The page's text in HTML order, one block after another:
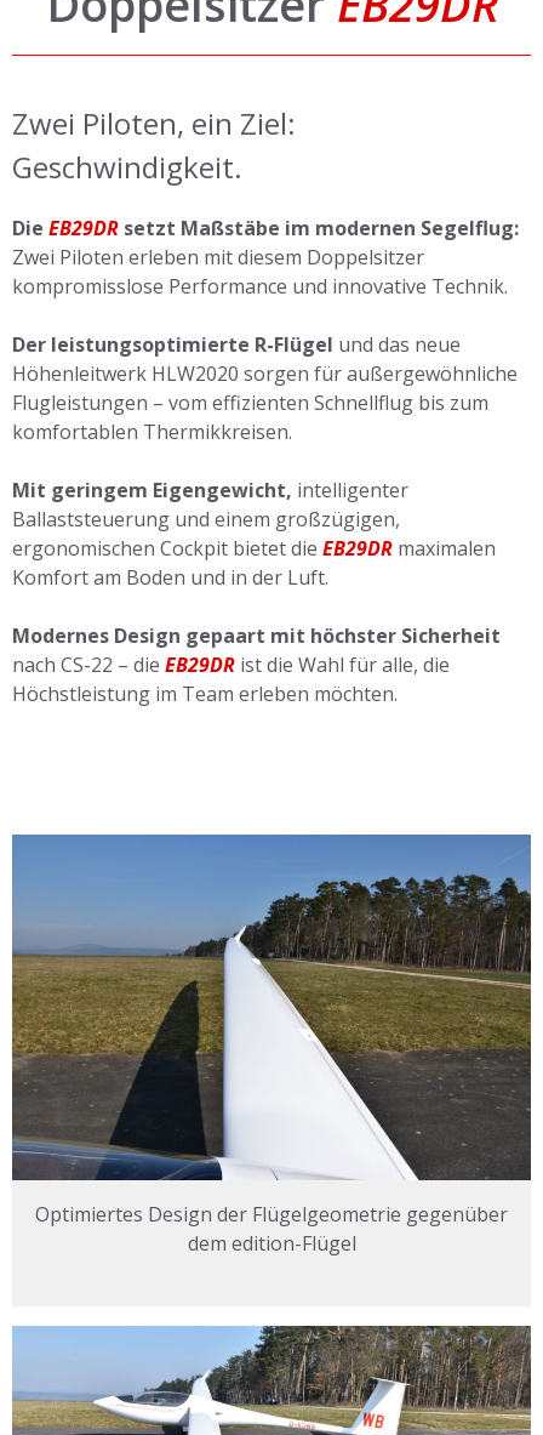
Zwei Piloten, ein Ziel:
Geschwindigkeit.
Die EB29DR setzt Maßstäbe im modernen Segelflug:
Zwei Piloten erleben mit diesem Doppelsitzer
kompromisslose Performance und innovative Technik.
Der leistungsoptimierte R-Flügel und das neue
Höhenleitwerk HLW2020 sorgen für außergewöhnliche
Flugleistungen – vom effizienten Schnellflug bis zum
komfortablen Thermikkreisen.
Mit geringem Eigengewicht, intelligenter
Ballaststeuerung und einem großzügigen,
ergonomischen Cockpit bietet die EB29DR maximalen
Komfort am Boden und in der Luft.
Modernes Design gepaart mit höchster Sicherheit
nach CS-22 – die EB29DR ist die Wahl für alle, die
Höchstleistung im Team erleben möchten.
Optimiertes Design der Flügelgeometrie gegenüber
dem edition-Flügel